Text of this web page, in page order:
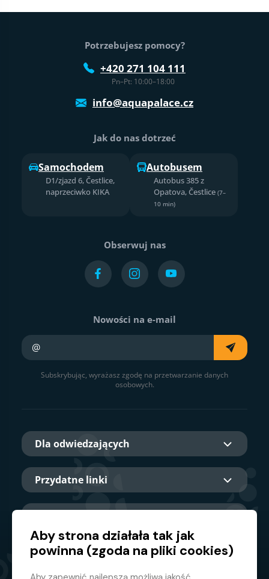
Stopka strony
Potrzebujesz pomocy?
+420 271 104 111
Pn–Pt: 10:00–18:00
info@aquapalace.cz
Jak do nas dotrzeć
Samochodem
D1/zjazd 6, Čestlice,
naprzeciwko KIKA
Autobusem
Autobus 385 z
Opatova, Čestlice (7–
10 min)
Obserwuj nas
Nowości na e-mail
Subskrybując, wyrażasz zgodę na przetwarzanie danych
osobowych.
Dla odwiedzających
Przydatne linki
Główny partner
Aby strona działała tak jak
powinna (zgoda na pliki cookies)